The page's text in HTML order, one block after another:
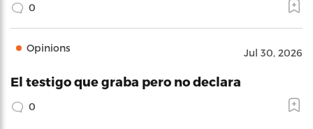
0
Opinions Jul 30, 2026
El testigo que graba pero no declara
0